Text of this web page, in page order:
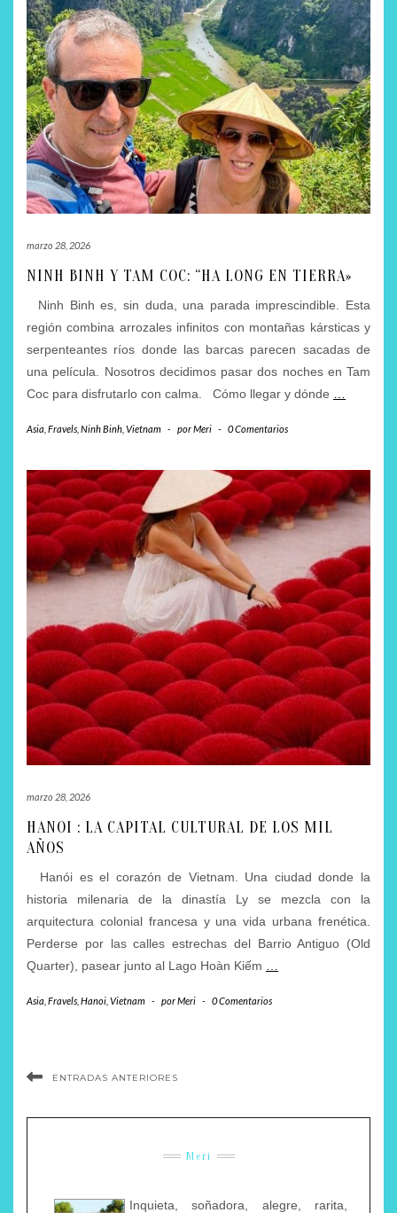
marzo 28, 2026
NINH BINH Y TAM COC: “HA LONG EN TIERRA»
Ninh Binh es, sin duda, una parada imprescindible. Esta
región combina arrozales infinitos con montañas kársticas y
serpenteantes ríos donde las barcas parecen sacadas de
una película. Nosotros decidimos pasar dos noches en Tam
Coc para disfrutarlo con calma. Cómo llegar y dónde …
Asia Fravels Ninh Binh Vietnam - porMeri - 0 Comentarios
marzo 28, 2026
HANOI : LA CAPITAL CULTURAL DE LOS MIL
AÑOS
Hanói es el corazón de Vietnam. Una ciudad donde la
historia milenaria de la dinastía Ly se mezcla con la
arquitectura colonial francesa y una vida urbana frenética.
Perderse por las calles estrechas del Barrio Antiguo (Old
Quarter), pasear junto al Lago Hoàn Kiếm
Asia Fravels Hanoi Vietnam - porMeri - 0 Comentarios
ENTRADAS ANTERIORES
Meri
Inquieta, soñadora, alegre, rarita,